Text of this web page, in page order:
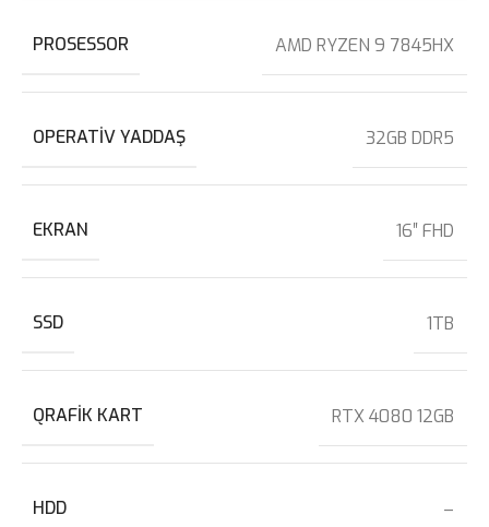
PROSESSOR AMD RYZEN 9 7845HX
OPERATIV YADDAŞ 32GB DDR5
EKRAN 16″ FHD
SSD 1TB
QRAFIK KART RTX 4080 12GB
HDD –